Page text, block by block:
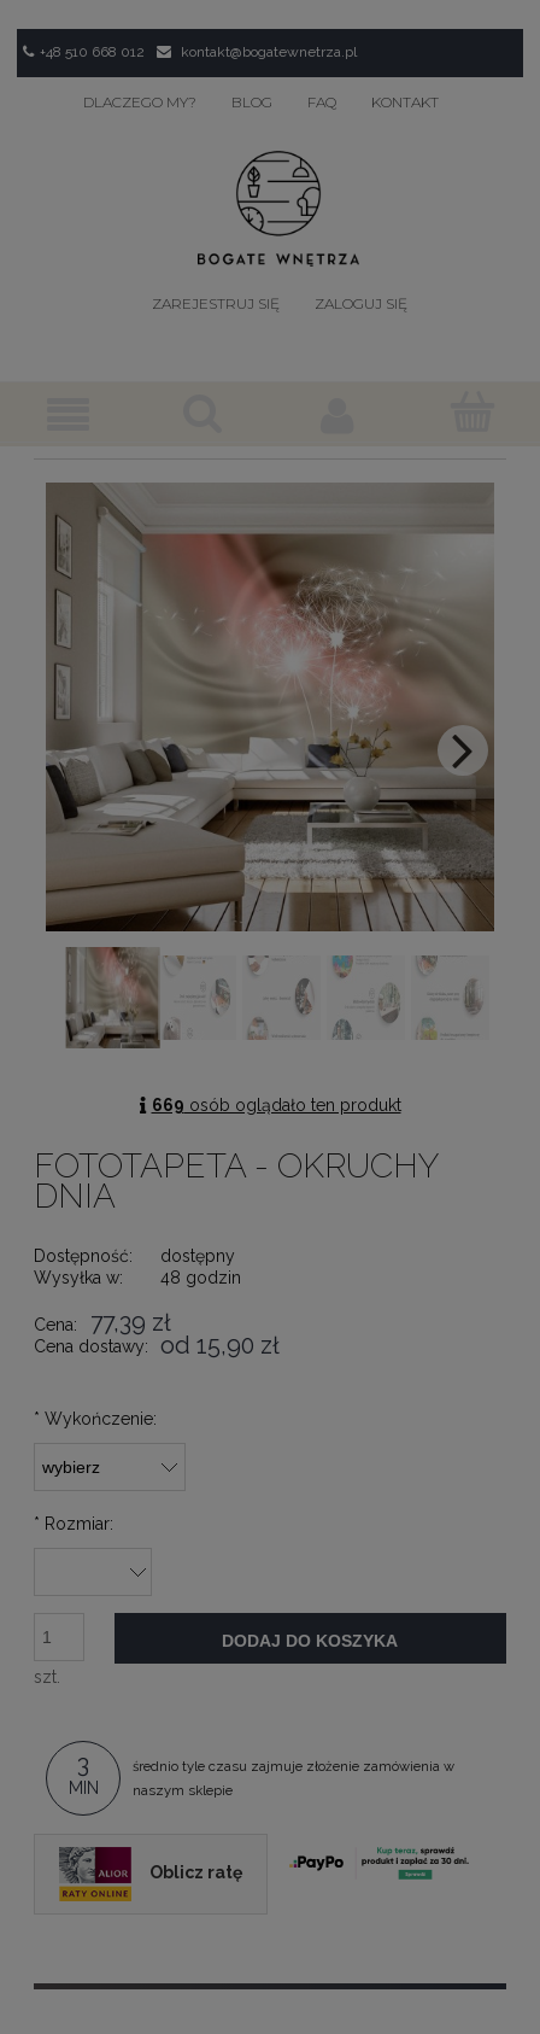
+48 510 668 012 kontakt@bogatewnetrza.pl
DLACZEGO MY? BLOG FAQ KONTAKT
ZAREJESTRUJ SIĘ ZALOGUJ SIĘ
669 osób oglądało ten produkt
FOTOTAPETA - OKRUCHY
DNIA
Dostępność:
dostępny
Wysyłka w:
48 godzin
Cena: 77,39 zł
Cena dostawy: od 15,90 zł
* Wykończenie:
* Rozmiar:
szt.
DODAJ DO KOSZYKA
3
MIN
średnio tyle czasu zajmuje złożenie zamówienia w
naszym sklepie
Oblicz ratę